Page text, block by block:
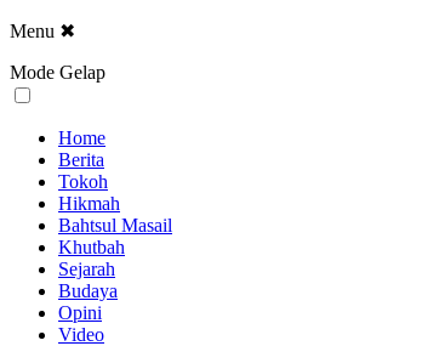
Menu ✖
Mode Gelap
Home
Berita
Tokoh
Hikmah
Bahtsul Masail
Khutbah
Sejarah
Budaya
Opini
Video